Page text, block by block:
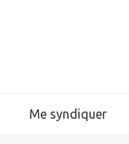
Me syndiquer